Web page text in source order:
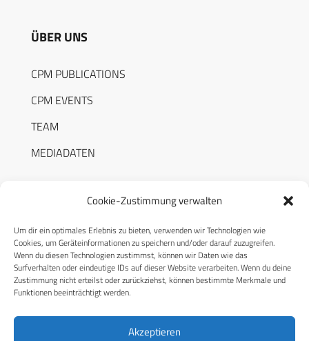
Cookie-Zustimmung verwalten
Um dir ein optimales Erlebnis zu bieten, verwenden wir Technologien wie
Cookies, um Geräteinformationen zu speichern und/oder darauf zuzugreifen.
Wenn du diesen Technologien zustimmst, können wir Daten wie das
Surfverhalten oder eindeutige IDs auf dieser Website verarbeiten. Wenn du deine
Zustimmung nicht erteilst oder zurückziehst, können bestimmte Merkmale und
Funktionen beeinträchtigt werden.
Akzeptieren
ÜBER UNS
CPM PUBLICATIONS
CPM EVENTS
TEAM
MEDIADATEN
RECHTLICHES
Datenschutzerklärung
Cookie-Richtlinie (EU)